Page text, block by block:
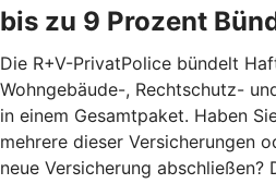
bis zu 9 Prozent
Die R+V-PrivatPolice bündelt
Wohngebäude-, Rechtschutz-
in einem Gesamtpaket. Haben
mehrere dieser Versicherungen
neue Versicherung abschließen?